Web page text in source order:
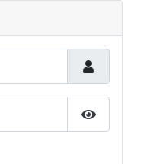
Mostrar